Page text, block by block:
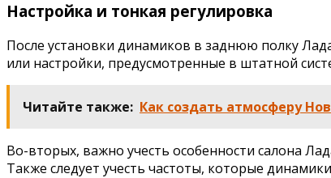
Настройка и тонкая регулировка
После установки динамиков в заднюю полку
или настройки, предусмотренные в штатной
Читайте также: Как создать атмосферу
Во-вторых, важно учесть особенности салона
Также следует учесть частоты, которые